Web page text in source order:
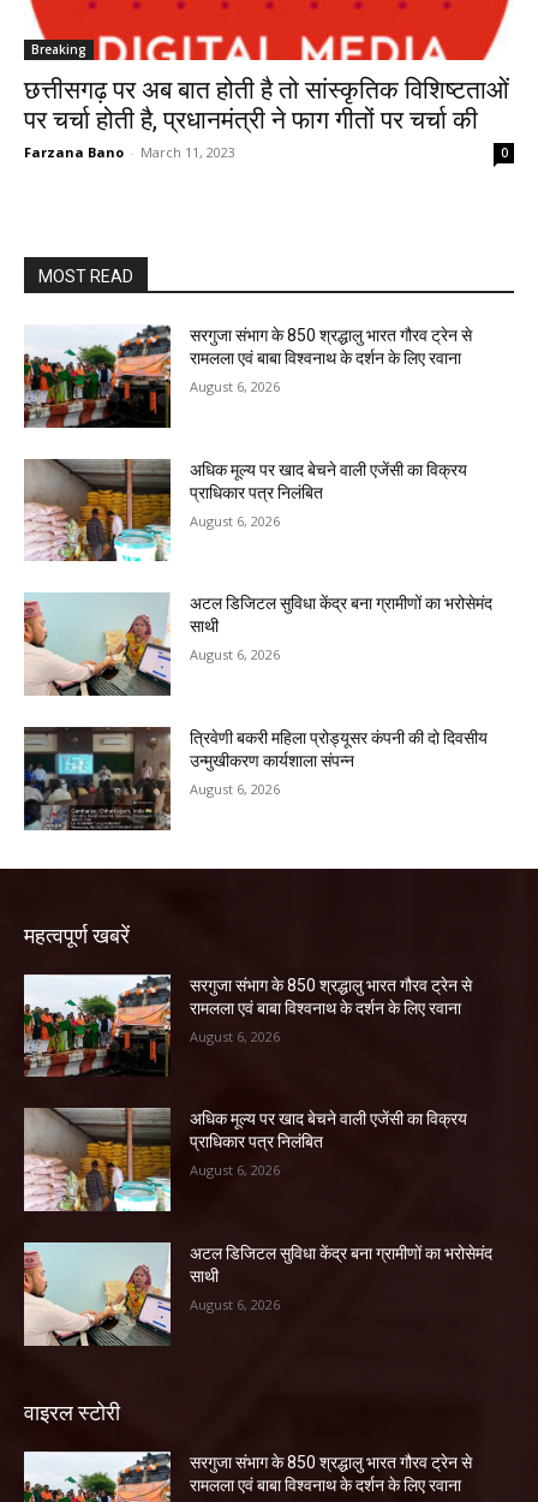
Breaking
छत्तीसगढ़ पर अब बात होती है तो सांस्कृतिक विशिष्टताओं
पर चर्चा होती है, प्रधानमंत्री ने फाग गीतों पर चर्चा की
Farzana Bano - March 11, 2023 0
MOST READ
सरगुजा संभाग के 850 श्रद्धालु भारत गौरव ट्रेन से
रामलला एवं बाबा विश्वनाथ के दर्शन के लिए रवाना
August 6, 2026
अधिक मूल्य पर खाद बेचने वाली एजेंसी का विक्रय
प्राधिकार पत्र निलंबित
August 6, 2026
अटल डिजिटल सुविधा केंद्र बना ग्रामीणों का भरोसेमंद
साथी
August 6, 2026
त्रिवेणी बकरी महिला प्रोड्यूसर कंपनी की दो दिवसीय
उन्मुखीकरण कार्यशाला संपन्न
August 6, 2026
महत्वपूर्ण खबरें
सरगुजा संभाग के 850 श्रद्धालु भारत गौरव ट्रेन से
रामलला एवं बाबा विश्वनाथ के दर्शन के लिए रवाना
August 6, 2026
अधिक मूल्य पर खाद बेचने वाली एजेंसी का विक्रय
प्राधिकार पत्र निलंबित
August 6, 2026
अटल डिजिटल सुविधा केंद्र बना ग्रामीणों का भरोसेमंद
साथी
August 6, 2026
वाइरल स्टोरी
सरगुजा संभाग के 850 श्रद्धालु भारत गौरव ट्रेन से
रामलला एवं बाबा विश्वनाथ के दर्शन के लिए रवाना